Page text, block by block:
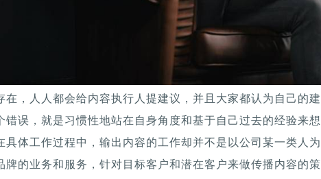
在，人人都会给内容执行人提建议，并且大家都认为自己的建
错误，就是习惯性地站在自身角度和基于自己过去的经验来想
具体工作过程中，输出内容的工作却并不是以公司某一类人为
牌的业务和服务，针对目标客户和潜在客户来做传播内容的策